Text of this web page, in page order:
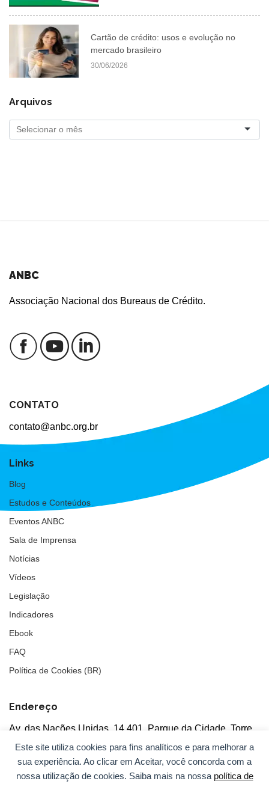
Este site utiliza cookies para fins analíticos e para melhorar a
sua experiência. Ao clicar em Aceitar, você concorda com a
nossa utilização de cookies. Saiba mais na nossa política de
Cartão de crédito: usos e evolução no
mercado brasileiro
30/06/2026
Arquivos
ANBC
Associação Nacional dos Bureaus de Crédito.
CONTATO
contato@anbc.org.br
Links
Blog
Estudos e Conteúdos
Eventos ANBC
Sala de Imprensa
Notícias
Vídeos
Legislação
Indicadores
Ebook
FAQ
Política de Cookies (BR)
Endereço
Av. das Nações Unidas, 14.401, Parque da Cidade, Torre
Tarumã
5°andar, salas 502/503, CEP: 04730-090, São Paulo, SP